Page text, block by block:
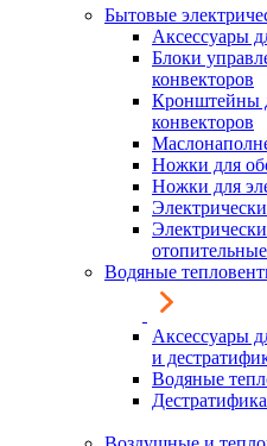
Бытовые
Аксессуары
Блоки
конвекторов
Кронштейны
конвекторов
Ножки для
Ножки для
Водяные
Аксессуары
и
Водяные